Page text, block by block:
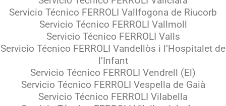
Servicio Técnico FERROLI Vallfogona de Riucorb
Servicio Técnico FERROLI Vallmoll
Servicio Técnico FERROLI Valls
Servicio Técnico FERROLI Vandellòs i l’Hospitalet de
l’Infant
Servicio Técnico FERROLI Vendrell (El)
Servicio Técnico FERROLI Vespella de Gaià
Servicio Técnico FERROLI Vilabella